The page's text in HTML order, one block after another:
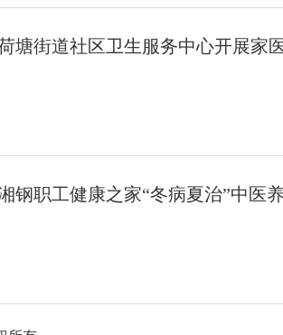
塘街道社区卫生服务中心开展家
钢职工健康之家“冬病夏治”中医